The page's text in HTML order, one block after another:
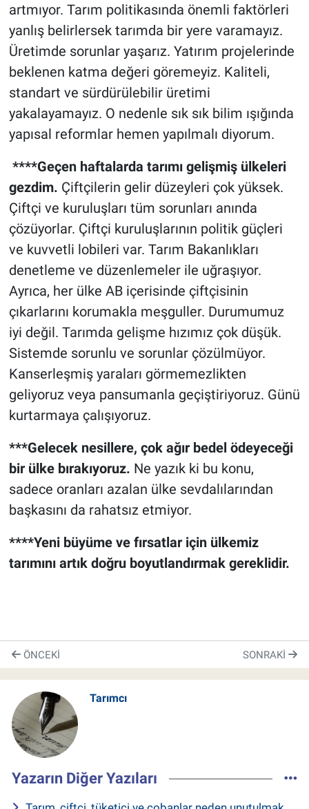
artmıyor. Tarım politikasında önemli faktörleri
yanlış belirlersek tarımda bir yere varamayız.
Üretimde sorunlar yaşarız. Yatırım projelerinde
beklenen katma değeri göremeyiz. Kaliteli,
standart ve sürdürülebilir üretimi
yakalayamayız. O nedenle sık sık bilim ışığında
yapısal reformlar hemen yapılmalı diyorum.
****Geçen haftalarda tarımı gelişmiş ülkeleri
gezdim. Çiftçilerin gelir düzeyleri çok yüksek.
Çiftçi ve kuruluşları tüm sorunları anında
çözüyorlar. Çiftçi kuruluşlarının politik güçleri
ve kuvvetli lobileri var. Tarım Bakanlıkları
denetleme ve düzenlemeler ile uğraşıyor.
Ayrıca, her ülke AB içerisinde çiftçisinin
çıkarlarını korumakla meşguller. Durumumuz
iyi değil. Tarımda gelişme hızımız çok düşük.
Sistemde sorunlu ve sorunlar çözülmüyor.
Kanserleşmiş yaraları görmemezlikten
geliyoruz veya pansumanla geçiştiriyoruz. Günü
kurtarmaya çalışıyoruz.
***Gelecek nesillere, çok ağır bedel ödeyeceği
bir ülke bırakıyoruz. Ne yazık ki bu konu,
sadece oranları azalan ülke sevdalılarından
başkasını da rahatsız etmiyor.
****Yeni büyüme ve fırsatlar için ülkemiz
tarımını artık doğru boyutlandırmak gereklidir.
ÖNCEKI SONRAKI
Tarımcı
Yazarın Diğer Yazıları